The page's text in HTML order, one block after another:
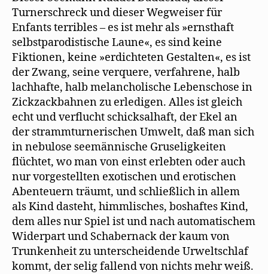
Turnerschreck und dieser Wegweiser für
Enfants terribles – es ist mehr als »ernsthaft
selbstparodistische Laune«, es sind keine
Fiktionen, keine »erdichteten Gestalten«, es ist
der Zwang, seine verquere, verfahrene, halb
lachhafte, halb melancholische Lebenschose in
Zickzackbahnen zu erledigen. Alles ist gleich
echt und verflucht schicksalhaft, der Ekel an
der strammturnerischen Umwelt, daß man sich
in nebulose seemännische Gruseligkeiten
flüchtet, wo man von einst erlebten oder auch
nur vorgestellten exotischen und erotischen
Abenteuern träumt, und schließlich in allem
als Kind dasteht, himmlisches, boshaftes Kind,
dem alles nur Spiel ist und nach automatischem
Widerpart und Schabernack der kaum von
Trunkenheit zu unterscheidende Urweltschlaf
kommt, der selig fallend von nichts mehr weiß.